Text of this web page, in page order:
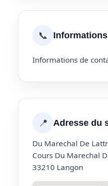
📞
Informations de
📍 Adresse du
Du Marechal De
Cours Du Marechal
33210 Langon